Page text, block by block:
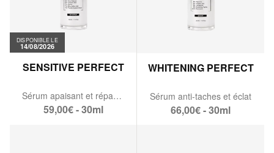
DISPONIBLE LE
14/08/2026
SENSITIVE PERFECT
Sérum apaisant et réparateur
59,00€ - 30ml
WHITENING PERFECT
Sérum anti-taches et éclat
66,00€ - 30ml